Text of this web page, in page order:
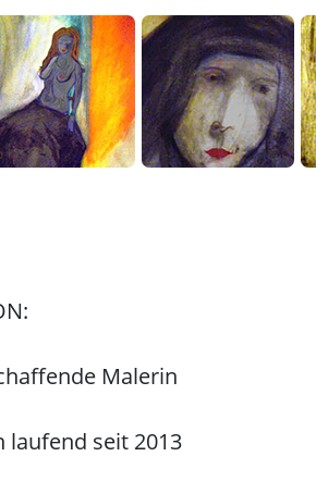
Malerin
laufend seit 2013